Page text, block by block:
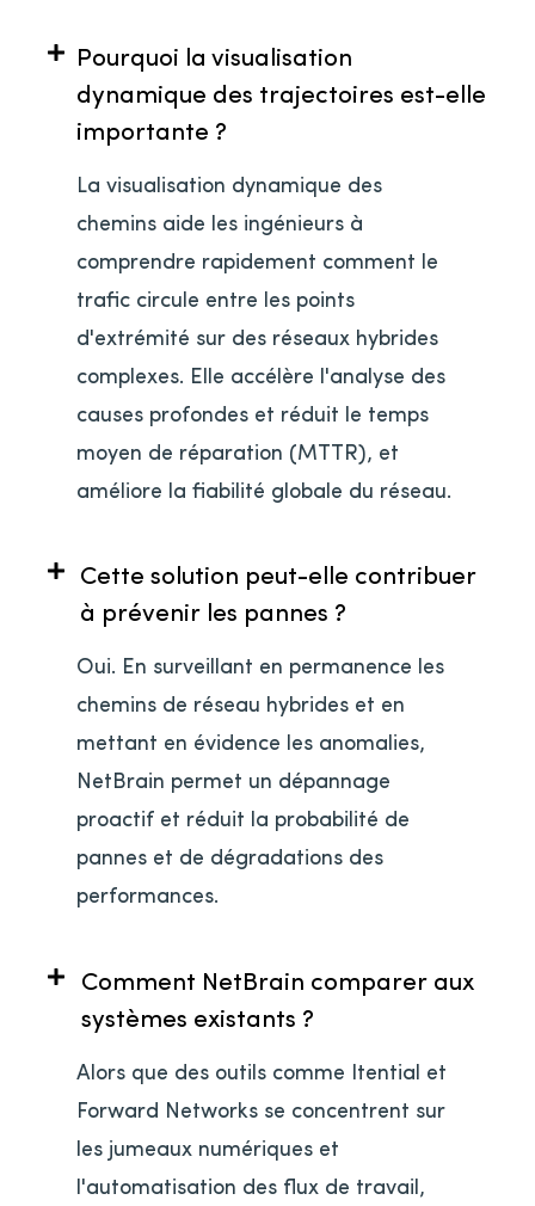
Pourquoi la visualisation
dynamique des trajectoires est-elle
importante ?
La visualisation dynamique des
chemins aide les ingénieurs à
comprendre rapidement comment le
trafic circule entre les points
d'extrémité sur des réseaux hybrides
complexes. Elle accélère l'analyse des
causes profondes et réduit le temps
moyen de réparation (MTTR), et
améliore la fiabilité globale du réseau.
Cette solution peut-elle contribuer
à prévenir les pannes ?
Oui. En surveillant en permanence les
chemins de réseau hybrides et en
mettant en évidence les anomalies,
NetBrain permet un dépannage
proactif et réduit la probabilité de
pannes et de dégradations des
performances.
Comment NetBrain comparer aux
systèmes existants ?
Alors que des outils comme Itential et
Forward Networks se concentrent sur
les jumeaux numériques et
l'automatisation des flux de travail,